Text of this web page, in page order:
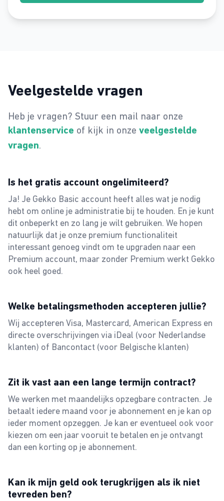
Veelgestelde vragen
Heb je vragen? Stuur een mail naar onze
klantenservice of kijk in onze veelgestelde
vragen.
Is het gratis account ongelimiteerd?
Ja! Je Gekko Basic account heeft alles wat je nodig
hebt om online je administratie bij te houden. En je kunt
dit onbeperkt en zo lang je wilt gebruiken. We hopen
natuurlijk dat je onze premium functionaliteit
interessant genoeg vindt om te upgraden naar een
Premium account, maar zonder Premium werkt Gekko
ook heel goed.
Welke betalingsmethoden accepteren jullie?
Wij accepteren Visa, Mastercard, American Express en
directe overschrijvingen via iDeal (voor Nederlandse
klanten) of Bancontact (voor Belgische klanten)
Zit ik vast aan een lange termijn contract?
We werken met maandelijks opzegbare contracten. Je
betaalt iedere maand voor je abonnement en je kan op
ieder moment opzeggen. Je kan er eventueel ook voor
kiezen om een jaar vooruit te betalen en je ontvangt
dan een korting op je abonnement.
Kan ik mijn geld ook terugkrijgen als ik niet
tevreden ben?